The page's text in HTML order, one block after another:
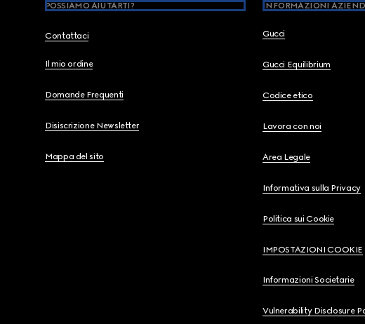
POSSIAMO AIUTARTI?
Contattaci
Il mio ordine
Domande Frequenti
Disiscrizione Newsletter
Mappa del sito
INFORMAZIONI
Gucci
Gucci Equilibrium
Codice etico
Lavora con noi
Area Legale
Informativa sulla Privacy
Politica sui Cookie
IMPOSTAZIONI COOKIE
Informazioni Societarie
Vulnerability Disclosure